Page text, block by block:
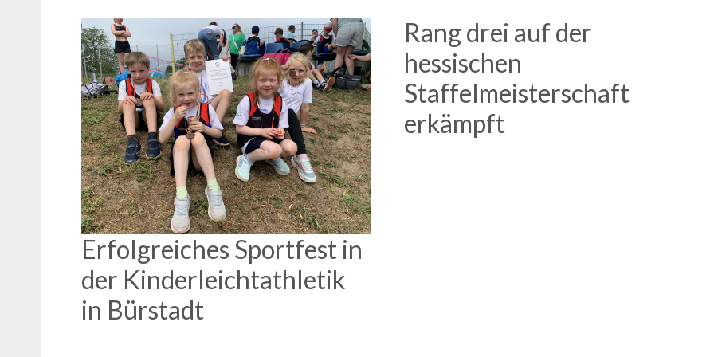
Erfolgreiches Sportfest in
der Kinderleichtathletik
in Bürstadt
Rang drei auf der
hessischen
Staffelmeisterschaft
erkämpft